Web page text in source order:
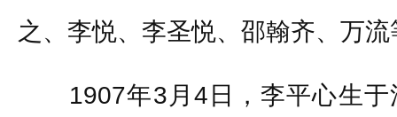
之、李悦、李圣悦、邵翰齐、万流
1907年3月4日，李平心生于